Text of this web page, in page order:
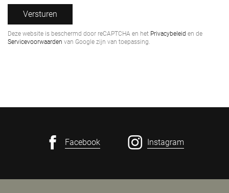
Versturen
Deze website is beschermd door reCAPTCHA en het Privacybeleid en de
Servicevoorwaarden van Google zijn van toepassing.
Facebook Instagram